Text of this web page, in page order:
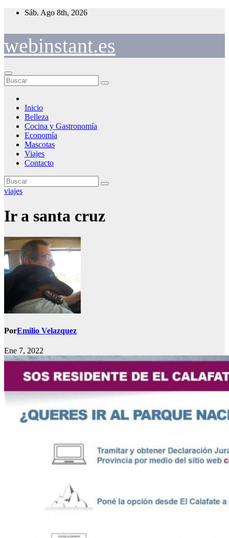
Saltar
Sáb. Ago 8th, 2026
webinstant.es
Inicio
Belleza
Cocina y Gastronomía
Economía
Mascotas
Viajes
Contacto
viajes
Ir a santa cruz
PorEmilio Velazquez
Ene 7, 2022